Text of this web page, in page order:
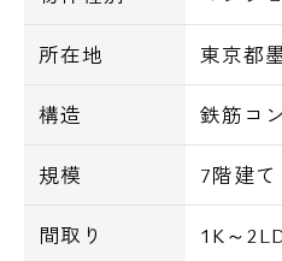
防犯カメラ
宅配ボックス
メールボックス
システムキッチン
2口・3口ガスコンロ
浴室換気乾燥機
セミオートバス(1LDK
所在地 東京都
構造 鉄筋コ
規模 7階建て
間取り 1K～